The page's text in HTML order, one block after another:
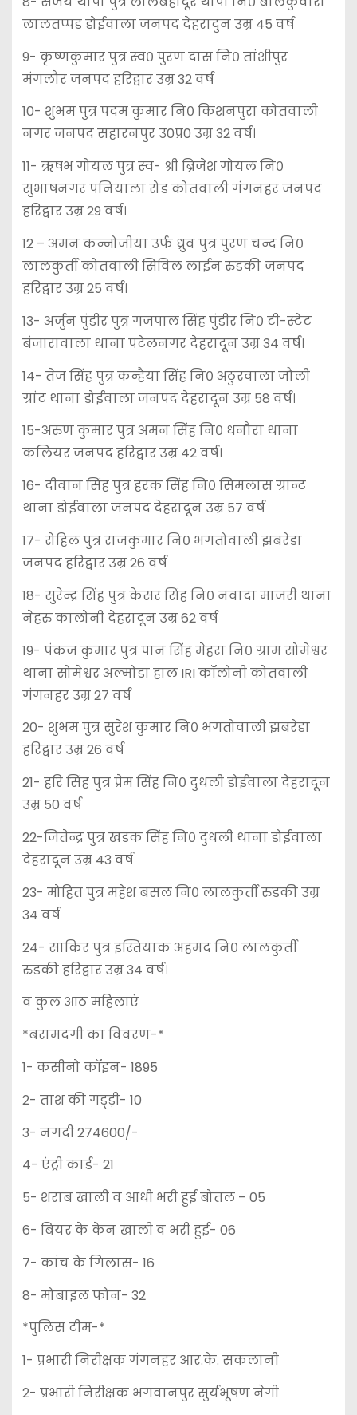
लालतप्पड डोईवाला जनपद देहरादुन उम्र 45 वर्ष
9- कृष्णकुमार पुत्र स्व० पुरण दास नि० तांशीपुर
मंगलौर जनपद हरि‌द्वार उम्र 32 वर्ष
10- शुभम पुत्र पदम कुमार नि० किशनपुरा कोतवाली
नगर जनपद सहारनपुर उ0प्र0 उम्र 32 वर्ष।
11- ऋषभ गोयल पुत्र स्व- श्री ब्रिजेश गोयल नि०
सुभाषनगर पनियाला रोड कोतवाली गंगनहर जनपद
हरिद्वार उम्र 29 वर्ष।
12 – अमन कन्नोजीया उर्फ ध्रुव पुत्र पुरण चन्द नि०
लालकुर्ती कोतवाली सिविल लाईन रुडकी जनपद
हरि‌द्वार उम्र 25 वर्ष।
13- अर्जुन पुंडीर पुत्र गजपाल सिंह पुंडीर नि० टी-स्टेट
बंजारावाला थाना पटेलनगर देहरादून उम्र 34 वर्ष।
14- तेज सिंह पुत्र कन्हैया सिंह नि० अठुरवाला जौली
ग्रांट थाना डोईवाला जनपद देहरादून उम्र 58 वर्ष।
15-अरुण कुमार पुत्र अमन सिंह नि० धनौरा थाना
कलियर जनपद हरिद्वार उम्र 42 वर्ष।
16- दीवान सिंह पुत्र हरक सिंह नि० सिमलास ग्रान्ट
थाना डोईवाला जनपद देहरादून उम्र 57 वर्ष
17- रोहिल पुत्र राजकुमार नि० भगतोवाली झबरेडा
जनपद हरिद्वार उम्र 26 वर्ष
18- सुरेन्द्र सिंह पुत्र केसर सिंह नि० नवादा माजरी थाना
नेहरु कालोनी देहरादून उम्र 62 वर्ष
19- पंकज कुमार पुत्र पान सिंह मेहरा नि० ग्राम सोमेश्वर
थाना सोमेश्वर अल्मोडा हाल IRI कॉलोनी कोतवाली
गंगनहर उम्र 27 वर्ष
20- शुभम पुत्र सुरेश कुमार नि० भगतोवाली झबरेडा
हरिद्वार उम्र 26 वर्ष
21- हरि सिंह पुत्र प्रेम सिंह नि० दुधली डोईवाला देहरादून
उम्र 50 वर्ष
22-जितेन्द्र पुत्र खडक सिंह नि० दुधली थाना डोईवाला
देहरादून उम्र 43 वर्ष
23- मोहित पुत्र महेश बसल नि० लालकुर्ती रुडकी उम्र
34 वर्ष
24- साकिर पुत्र इस्तियाक अहमद नि० लालकुर्ती
रुडकी हरिद्वार उम्र 34 वर्ष।
व कुल आठ महिलाएं
*बरामदगी का विवरण-*
1- कसीनो कॉइन- 1895
2- ताश की गड्ड़ी- 10
3- नगदी 274600/-
4- एंट्री कार्ड- 21
5- शराब खाली व आधी भरी हुई बोतल – 05
6- बियर के केन खाली व भरी हुई- 06
7- कांच के गिलास- 16
8- मोबाइल फोन- 32
*पुलिस टीम-*
1- प्रभारी निरीक्षक गंगनहर आर.के. सकलानी
2- प्रभारी निरीक्षक भगवानपुर सुर्यभूषण नेगी